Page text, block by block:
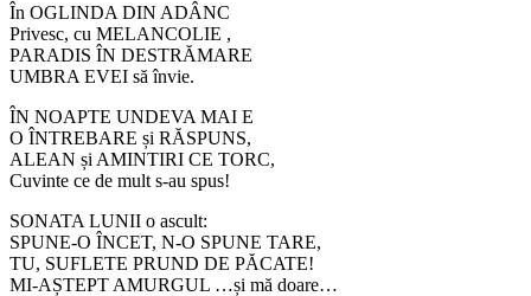
În OGLINDA DIN ADÂNC
Privesc, cu MELANCOLIE ,
PARADIS ÎN DESTRĂMARE
UMBRA EVEI să învie.
ÎN NOAPTE UNDEVA MAI E
O ÎNTREBARE și RĂSPUNS,
ALEAN și AMINTIRI CE TORC,
Cuvinte ce de mult s-au spus!
SONATA LUNII o ascult:
SPUNE-O ÎNCET, N-O SPUNE TARE,
TU, SUFLETE PRUND DE PĂCATE!
MI-AȘTEPT AMURGUL …și mă doare…